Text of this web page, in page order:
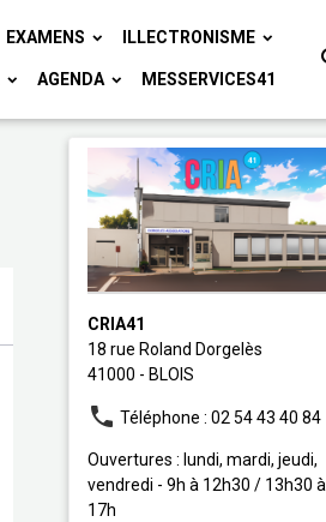
EXAMENS ILLECTRONISME
AGENDA MESSERVICES41
CRIA41
18 rue Roland Dorgelès
41000 - BLOIS
Téléphone : 02 54 43 40 84
Ouvertures : lundi, mardi, jeudi,
vendredi - 9h à 12h30 / 13h30 à
17h